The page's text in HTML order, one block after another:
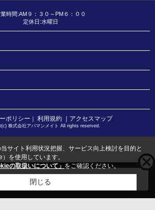
時間:AM９：３０～PM６：００
定休日:水曜日
ポリシー 利用規約 ｜アクセスマップ
株式会社アパマンメイト All rights reserved.
件をご覧の方にお勧めな物件
サイト利用状況把握、サービス向上検討を目的と
を使用しています。
の取扱いについて」 をご確認ください。
閉じる